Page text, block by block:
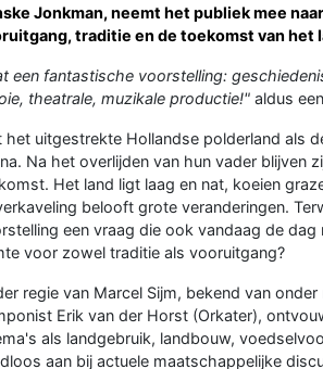
Jonkman, neemt het publiek mee
traditie en de toekomst van het
een fantastische voorstelling:
theatrale, muzikale productie!" aldus
het uitgestrekte Hollandse polderland als
Na het overlijden van hun vader blijven
Het land ligt laag en nat, koeien
belooft grote veranderingen.
een vraag die ook vandaag de
voor zowel traditie als vooruitgang?
regie van Marcel Sijm, bekend van
Erik van der Horst (Orkater),
als landgebruik, landbouw,
aan bij actuele maatschappelijke